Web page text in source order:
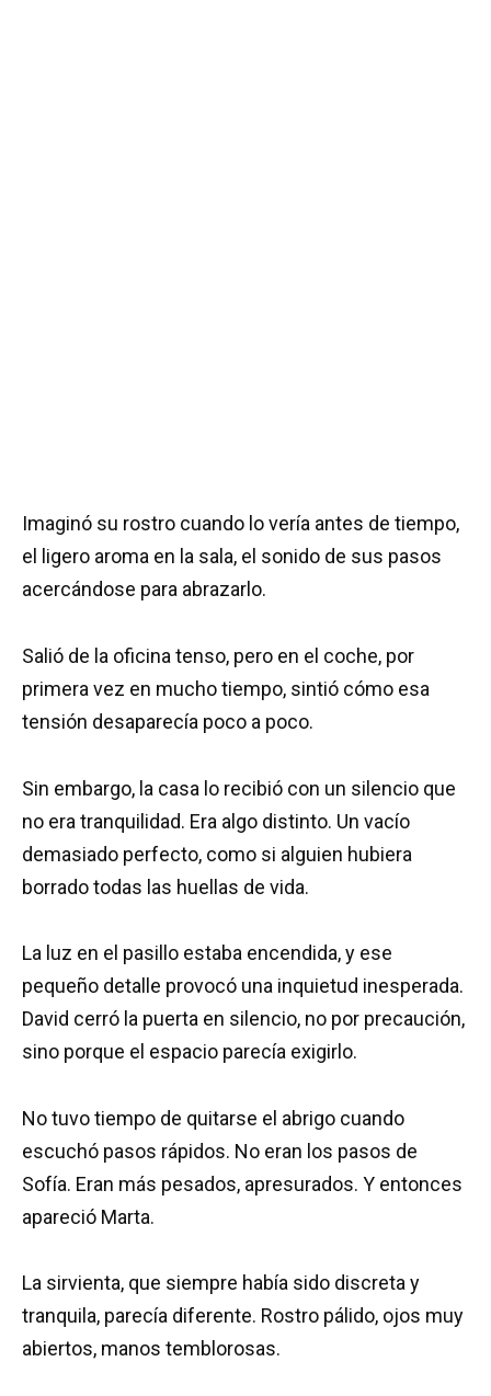
Imaginó su rostro cuando lo vería antes de tiempo,
el ligero aroma en la sala, el sonido de sus pasos
acercándose para abrazarlo.
Salió de la oficina tenso, pero en el coche, por
primera vez en mucho tiempo, sintió cómo esa
tensión desaparecía poco a poco.
Sin embargo, la casa lo recibió con un silencio que
no era tranquilidad. Era algo distinto. Un vacío
demasiado perfecto, como si alguien hubiera
borrado todas las huellas de vida.
La luz en el pasillo estaba encendida, y ese
pequeño detalle provocó una inquietud inesperada.
David cerró la puerta en silencio, no por precaución,
sino porque el espacio parecía exigirlo.
No tuvo tiempo de quitarse el abrigo cuando
escuchó pasos rápidos. No eran los pasos de
Sofía. Eran más pesados, apresurados. Y entonces
apareció Marta.
La sirvienta, que siempre había sido discreta y
tranquila, parecía diferente. Rostro pálido, ojos muy
abiertos, manos temblorosas.